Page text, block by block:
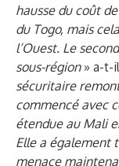
hausse du coût
du Togo, mais
l’Ouest. Le
sous-région » a-t-
sécuritaire
commencé avec
étendue au Mali
Elle a également
menace